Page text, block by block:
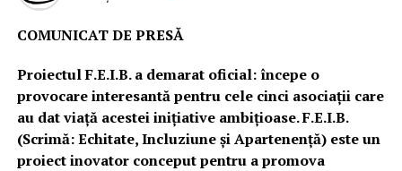
URMATORUL
Corona Brașov va înfrunta MAC Budapesta, în
semifinalele Erste Liga
NU RATATI
Maratonul Zapezii, editia a VII-a, la Rasnov
COMUNICAT DE PRESĂ
Proiectul F.E.I.B. a demarat oficial: începe o
provocare interesantă pentru cele cinci asociații care
au dat viață acestei inițiative ambițioase. F.E.I.B.
(Scrimă: Echitate, Incluziune și Apartenență) este un
proiect inovator conceput pentru a promova